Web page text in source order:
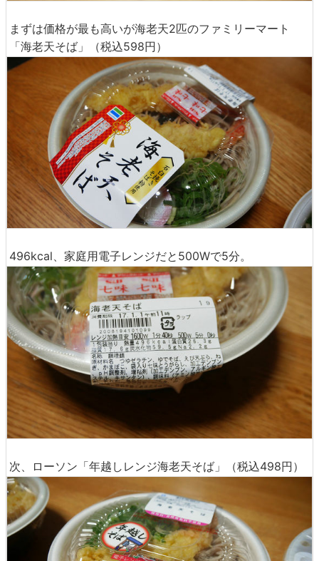
まずは価格が最も高いが海老天2匹のファミリーマート
「海老天そば」（税込598円）
496kcal、家庭用電子レンジだと500Wで5分。
次、ローソン「年越しレンジ海老天そば」（税込498円）